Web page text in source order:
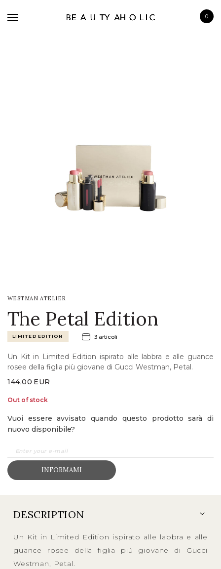
0
WESTMAN ATELIER
The Petal Edition
LIMITED EDITION 3 articoli
Un Kit in Limited Edition ispirato alle labbra e alle guance
rosee della figlia più giovane di Gucci Westman, Petal.
144,00 EUR
Out of stock
Vuoi essere avvisato quando questo prodotto sarà di
nuovo disponibile?
INFORMAMI
DESCRIPTION
Un Kit in Limited Edition ispirato alle labbra e alle
guance rosee della figlia più giovane di Gucci
Westman, Petal.